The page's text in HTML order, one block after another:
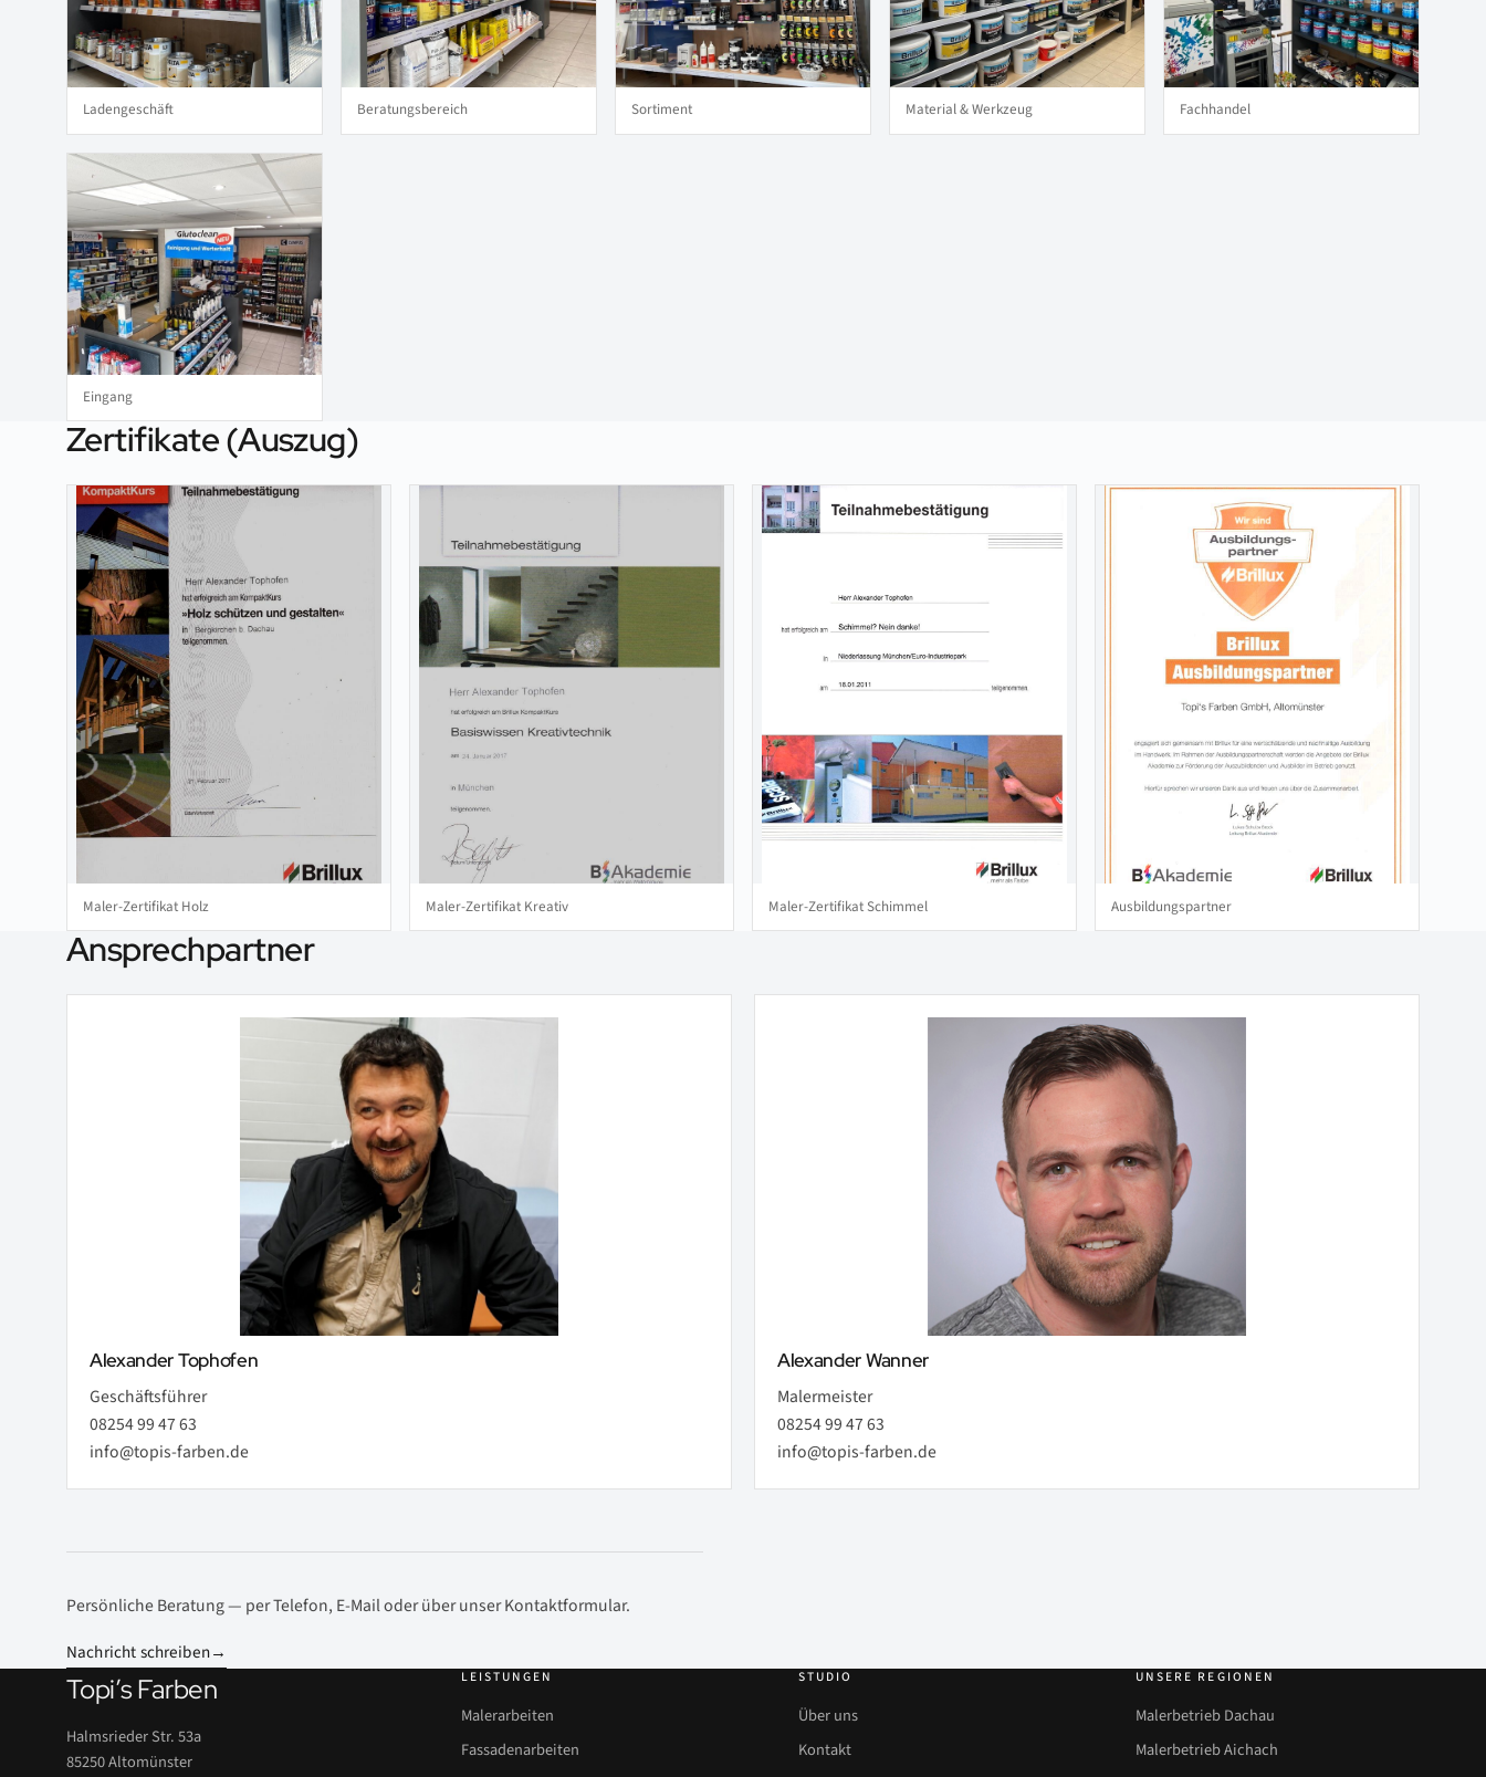
Ladengeschäft Beratungsbereich Sortiment Material & Werkzeug Fachhandel
Eingang
Zertifikate (Auszug)
Maler-Zertifikat Holz Maler-Zertifikat Kreativ Maler-Zertifikat Schimmel Ausbildungspartner
Ansprechpartner
Alexander Tophofen
Geschäftsführer
08254 99 47 63
info@topis-farben.de
Alexander Wanner
Malermeister
08254 99 47 63
info@topis-farben.de
Persönliche Beratung — per Telefon, E-Mail oder über unser Kontaktformular.
Nachricht schreiben→
Topi’s Farben
Halmsrieder Str. 53a
85250 Altomünster
LEISTUNGEN
Malerarbeiten
Fassadenarbeiten
STUDIO
Über uns
Kontakt
UNSERE REGIONEN
Malerbetrieb Dachau
Malerbetrieb Aichach